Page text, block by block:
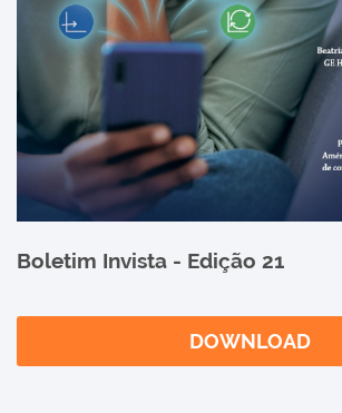
Boletim Invista - Edição 21
DOWNLOAD